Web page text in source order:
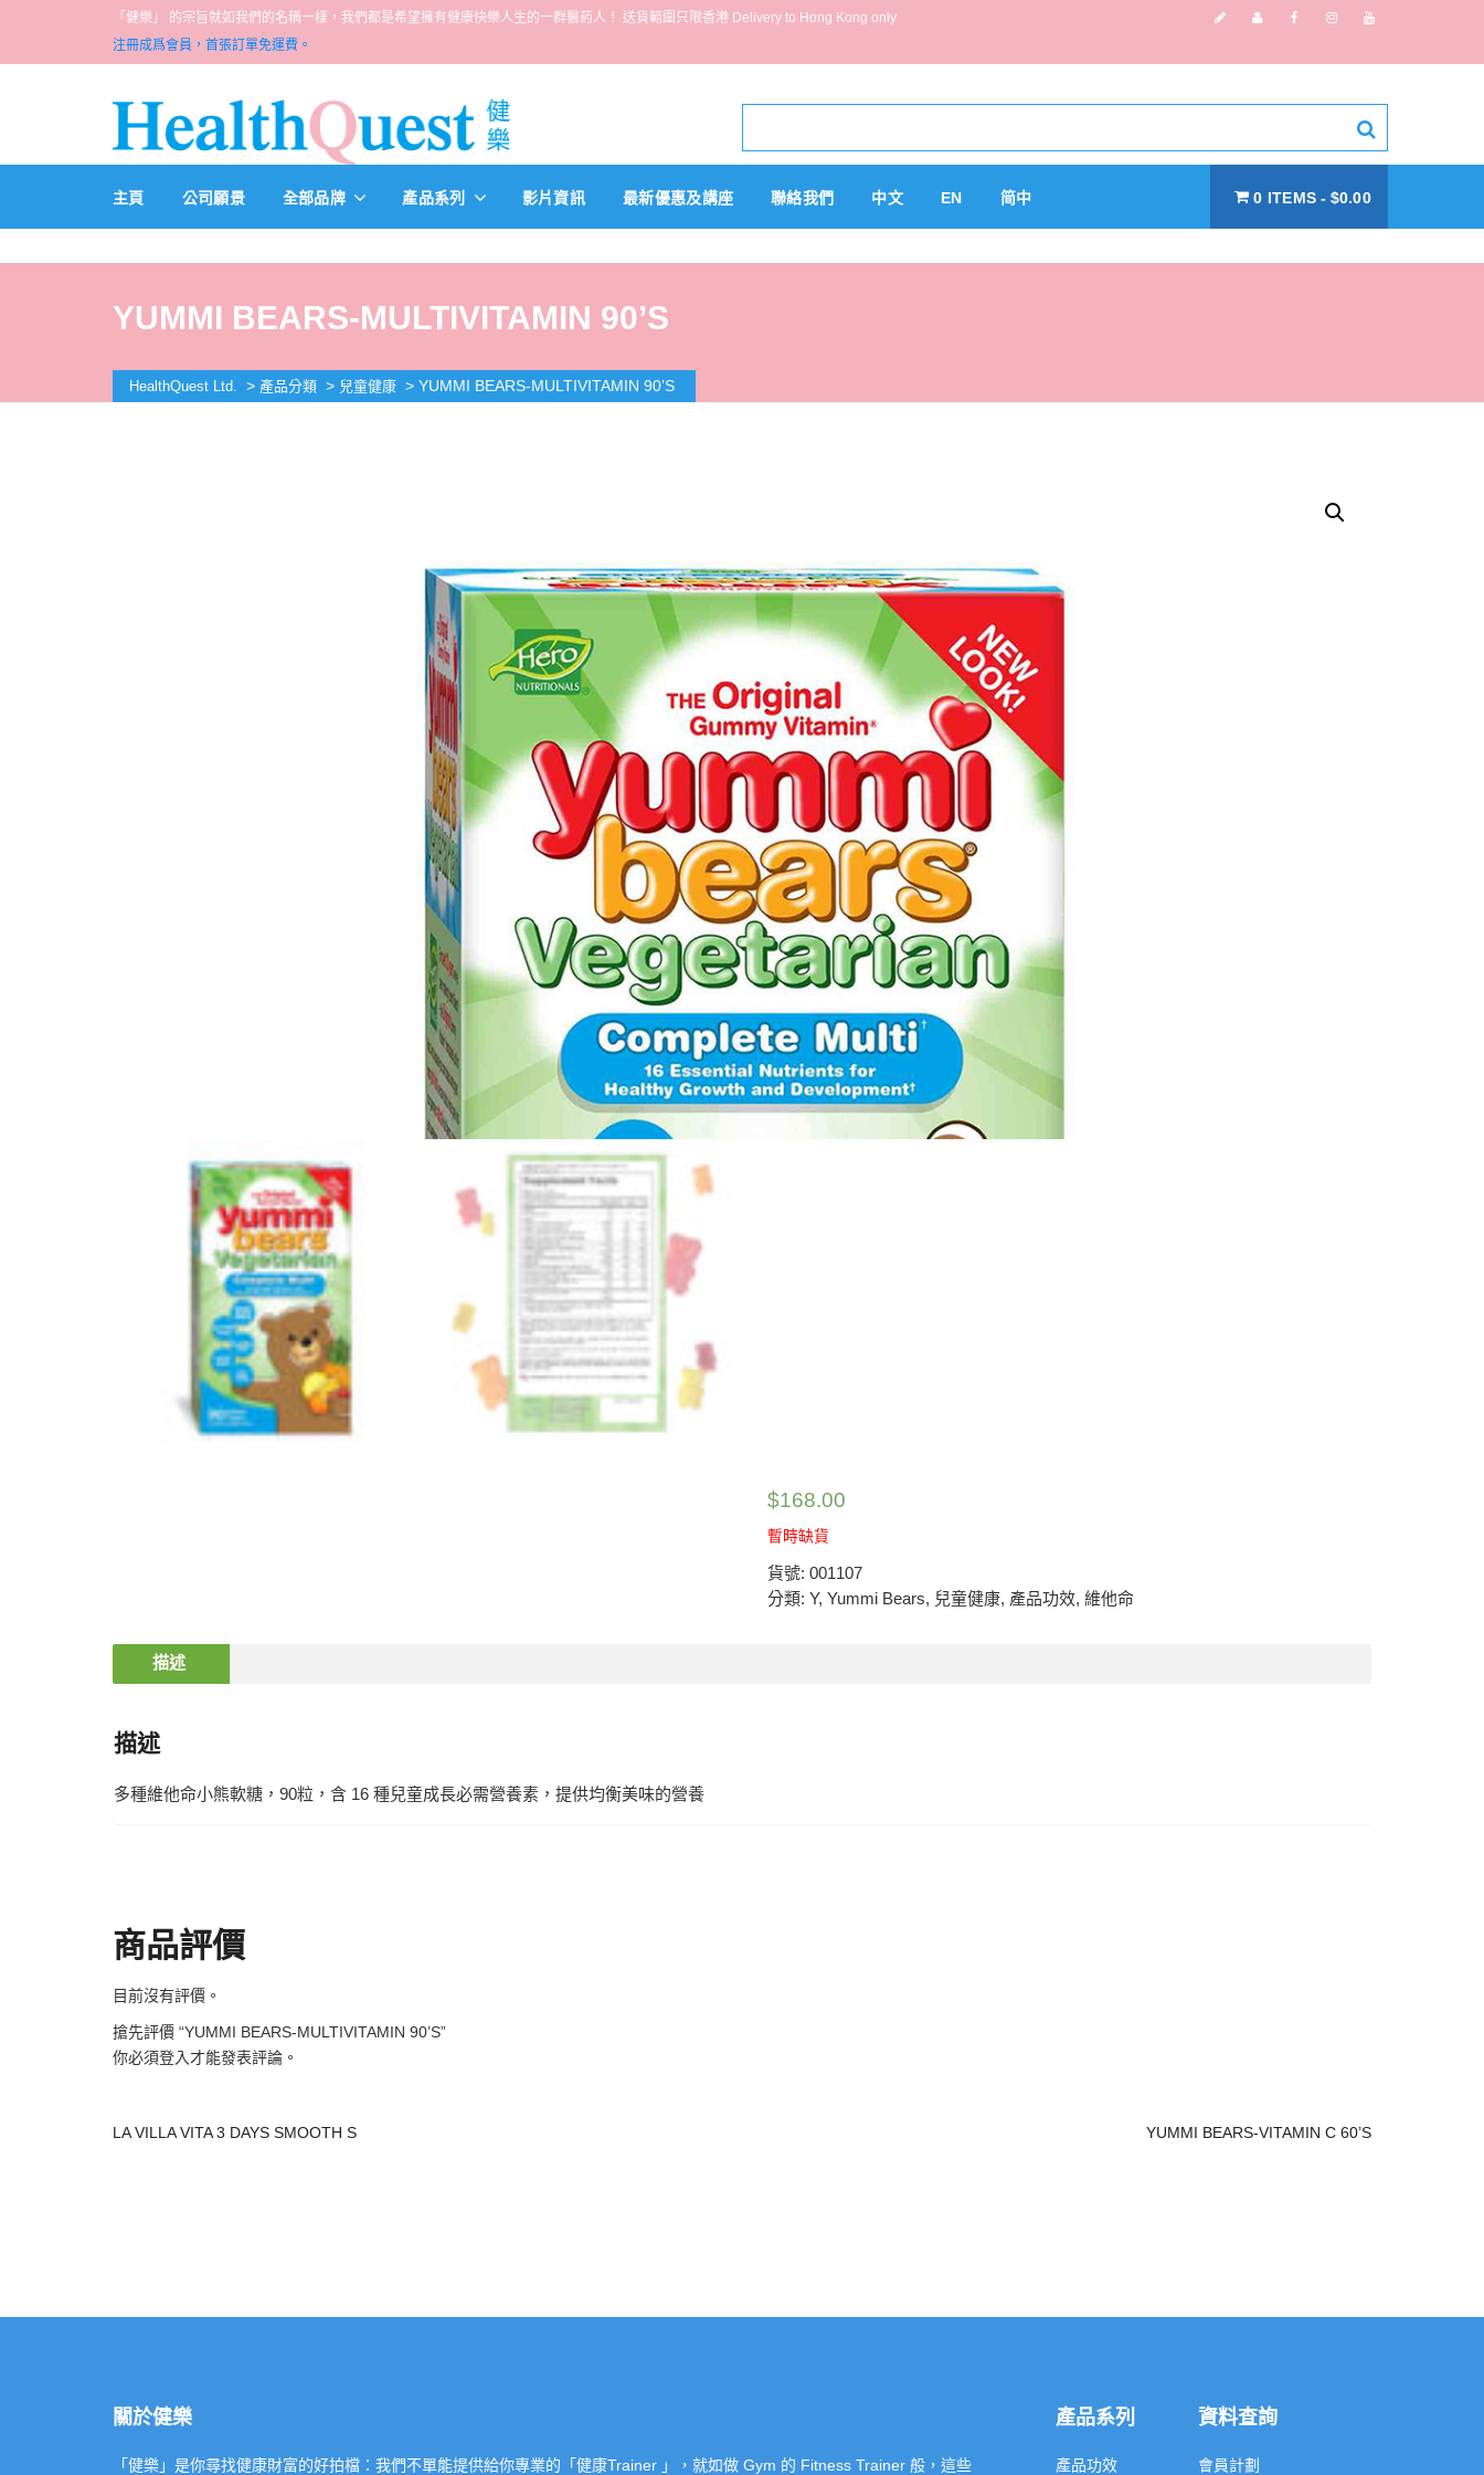
「健樂」 的宗旨就如我們的名稱一樣，我們都是希望擁有健康快樂人生的一群醫葯人！ 送貨範圍只限香港 Delivery to Hong Kong only
注冊成爲會員，首張訂單免運費。
主頁 公司願景 全部品牌 產品系列 影片資訊 最新優惠及講座 聯絡我們 中文 EN 简中 0 ITEMS $0.00
YUMMI BEARS-MULTIVITAMIN 90’S
HealthQuest Ltd. > 產品分類 > 兒童健康 > YUMMI BEARS-MULTIVITAMIN 90’S
$168.00
暫時缺貨
貨號: 001107
分類: Y, Yummi Bears, 兒童健康, 產品功效, 維他命
描述
描述
多種維他命小熊軟糖，90粒，含 16 種兒童成長必需營養素，提供均衡美味的營養
商品評價
目前沒有評價。
搶先評價 “YUMMI BEARS-MULTIVITAMIN 90’S”
你必須登入 才能發表評論。
LA VILLA VITA 3 DAYS SMOOTH S YUMMI BEARS-VITAMIN C 60’S
關於健樂
「健樂」是你尋找健康財富的好拍檔：我們不單能提供給你專業的「健康Trainer 」，就如做 Gym 的 Fitness Trainer 般，這些
產品系列
產品功效
資料查詢
會員計劃